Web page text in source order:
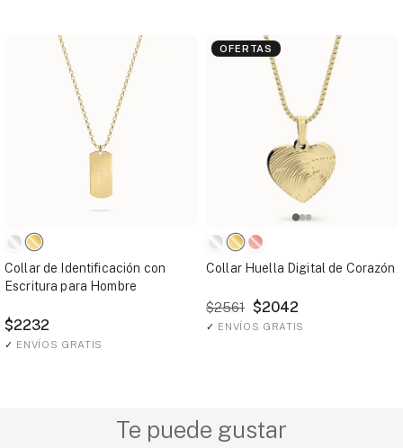
Collar de Identificación con
Escritura para Hombre
$2232
✓ ENVÍOS GRATIS
OFERTAS
Collar Huella Digital de Corazón
$2561 $2042
✓ ENVÍOS GRATIS
Te puede gustar